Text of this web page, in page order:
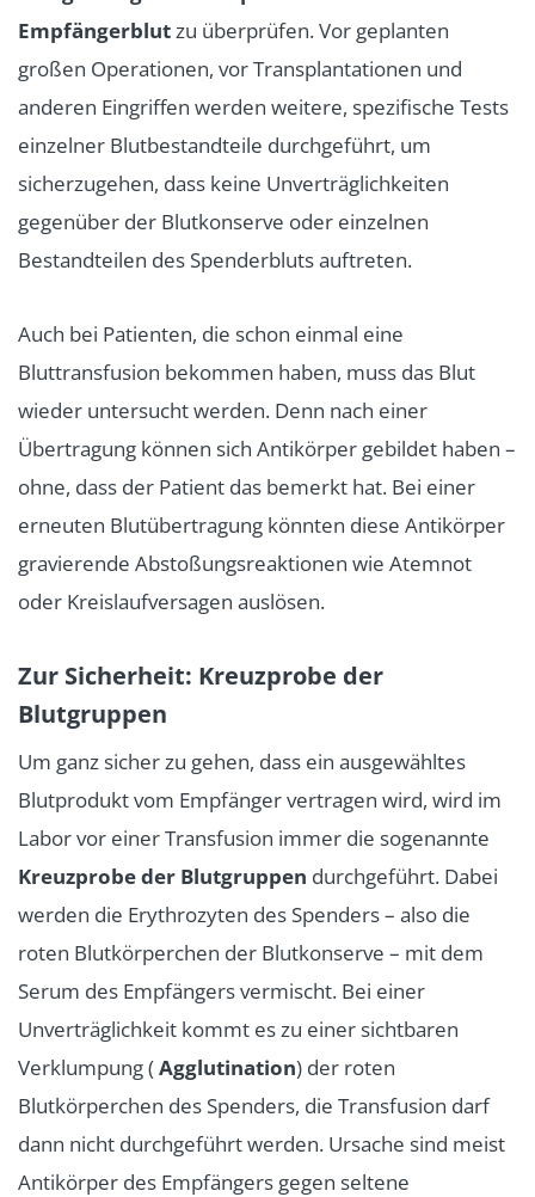
Empfängerblutzu überprüfen. Vor geplanten
großen Operationen, vor Transplantationen und
anderen Eingriffen werden weitere, spezifische Tests
einzelner Blutbestandteile durchgeführt, um
sicherzugehen, dass keine Unverträglichkeiten
gegenüber der Blutkonserve oder einzelnen
Bestandteilen des Spenderbluts auftreten.
Auch bei Patienten, die schon einmal eine
Bluttransfusion bekommen haben, muss das Blut
wieder untersucht werden. Denn nach einer
Übertragung können sich Antikörper gebildet haben –
ohne, dass der Patient das bemerkt hat. Bei einer
erneuten Blutübertragung könnten diese Antikörper
gravierende Abstoßungsreaktionen wie Atemnot
oder Kreislaufversagen auslösen.
Zur Sicherheit: Kreuzprobe der
Blutgruppen
Um ganz sicher zu gehen, dass ein ausgewähltes
Blutprodukt vom Empfänger vertragen wird, wird im
Labor vor einer Transfusion immer die sogenannte
Kreuzprobe der Blutgruppen durchgeführt. Dabei
werden die Erythrozyten des Spenders – also die
roten Blutkörperchen der Blutkonserve – mit dem
Serum des Empfängers vermischt. Bei einer
Unverträglichkeit kommt es zu einer sichtbaren
Verklumpung (Agglutination) der roten
Blutkörperchen des Spenders, die Transfusion darf
dann nicht durchgeführt werden. Ursache sind meist
Antikörper des Empfängers gegen seltene